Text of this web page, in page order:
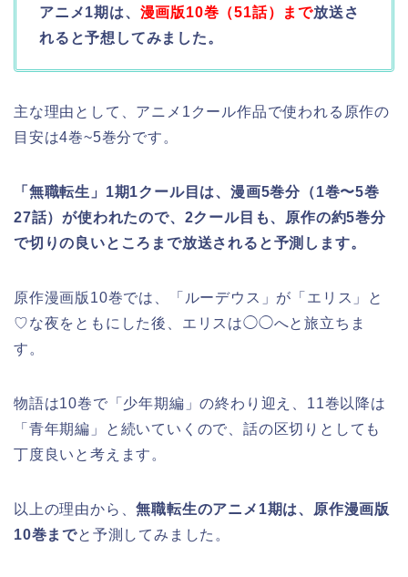
アニメ1期は、 漫画版10巻（51話）まで放送さ
れると予想してみました。
主な理由として、アニメ1クール作品で使われる原作の
目安は4巻~5巻分です。
「無職転生」1期1クール目は、漫画5巻分（1巻〜5巻
27話）が使われたので、 2クール目も、原作の約5巻分
で切りの良いところまで放送されると予測します。
原作漫画版10巻では、「ルーデウス」が「エリス」と
♡な夜をともにした後、エリスは◯◯へと旅立ちま
す。
物語は10巻で「少年期編」の終わり迎え、11巻以降は
「青年期編」と続いていくので、話の区切りとしても
丁度良いと考えます。
以上の理由から、無職転生のアニメ1期は、原作漫画版
10巻までと予測してみました。